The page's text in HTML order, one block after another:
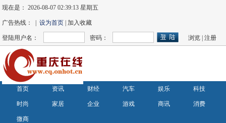
现在是：2026-08-07 02:39:13 星期五
广告热线： |设为首页 | 加入收藏
登陆用户名： 密码： 浏览 |注册
首页 资讯 财经 汽车 娱乐 科技
时尚 家居 企业 游戏 商讯 消费
微商